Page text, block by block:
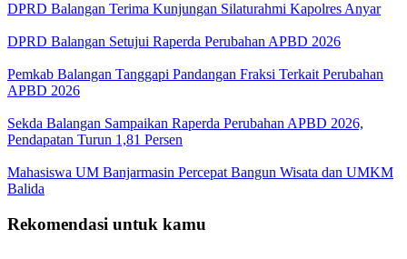
DPRD Balangan Terima Kunjungan Silaturahmi Kapolres Anyar
DPRD Balangan Setujui Raperda Perubahan APBD 2026
Pemkab Balangan Tanggapi Pandangan Fraksi Terkait Perubahan
APBD 2026
Sekda Balangan Sampaikan Raperda Perubahan APBD 2026,
Pendapatan Turun 1,81 Persen
Mahasiswa UM Banjarmasin Percepat Bangun Wisata dan UMKM
Balida
Rekomendasi untuk kamu